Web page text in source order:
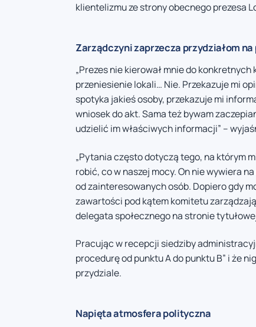
klientelizmu ze strony obecnego prezesa
Zarządczyni zaprzecza przydziałom
„Prezes nie kierował mnie do
przeniesienie lokali… Nie. Przekazuje mi
spotyka jakieś osoby, przekazuje mi
wniosek do akt. Sama też bywam
udzielić im właściwych informacji” –
„Pytania często dotyczą tego, na którym
robić, co w naszej mocy. On nie wywiera
od zainteresowanych osób. Dopiero gdy
zawartości pod kątem komitetu
delegata społecznego na stronie
Pracując w recepcji siedziby
procedurę od punktu A do punktu B” i że
przydziale.
Napięta atmosfera polityczna